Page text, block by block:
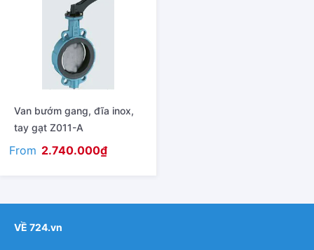
Van bướm gang, đĩa inox,
tay gạt Z011-A
From 2.740.000₫
VỀ 724.vn